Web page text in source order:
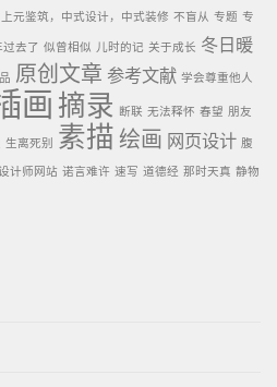
上元鉴筑，中式设计，中式装修 不盲从 专题 专
过去了 似曾相似 儿时的记 关于成长 冬日暖
原创文章 参考文献 学会尊重他人
画 摘录 断联 无法释怀 春望 朋友
生离死别 素描 绘画 网页设计 腹
计师网站 诺言难许 速写 道德经 那时天真 静物